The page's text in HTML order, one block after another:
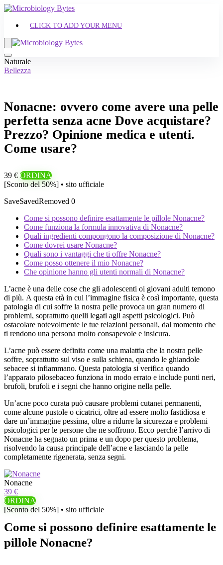
CLICK TO ADD YOUR MENU
Naturale
Bellezza
Nonacne: ovvero come avere una pelle
perfetta senza acne Dove acquistare?
Prezzo? Opinione medica e utenti.
Come usare?
39 € ORDINA
[Sconto del 50%] • sito ufficiale
SaveSavedRemoved 0
Come si possono definire esattamente le pillole Nonacne?
Come funziona la formula innovativa di Nonacne?
Quali ingredienti compongono la composizione di Nonacne?
Come dovrei usare Nonacne?
Quali sono i vantaggi che ti offre Nonacne?
Come posso ottenere il mio Nonacne?
Che opinione hanno gli utenti normali di Nonacne?
L’acne è una delle cose che gli adolescenti oi giovani adulti temono
di più. A questa età in cui l’immagine fisica è così importante, questa
patologia di cui soffre la nostra pelle provoca un gran numero di
problemi, soprattutto quelli legati agli aspetti psicologici. Può
ostacolare notevolmente le tue relazioni personali, dal momento che
ti rendono una persona molto consapevole e insicura.
L’acne può essere definita come una malattia che la nostra pelle
soffre, soprattutto sul viso e sulla schiena, quando le ghiandole
sebacee si infiammano. Questa patologia si verifica quando
l’apparato pilosebaceo funziona in modo errato e include punti neri,
brufoli, brufoli e i segni che hanno origine nella pelle.
Un’acne poco curata può causare problemi cutanei permanenti,
come alcune pustole o cicatrici, oltre ad essere molto fastidiosa e
dare un’immagine pessima, oltre a ridurre la sicurezza e problemi
psicologici per le persone che ne soffrono. Ecco perché l’arrivo di
Nonacne ha segnato un prima e un dopo per questo problema,
risolvendo la causa principale dell’acne e lasciando la pelle
completamente rigenerata, senza segni.
Nonacne
39 €
ORDINA
[Sconto del 50%] • sito ufficiale
Come si possono definire esattamente le
pillole Nonacne?